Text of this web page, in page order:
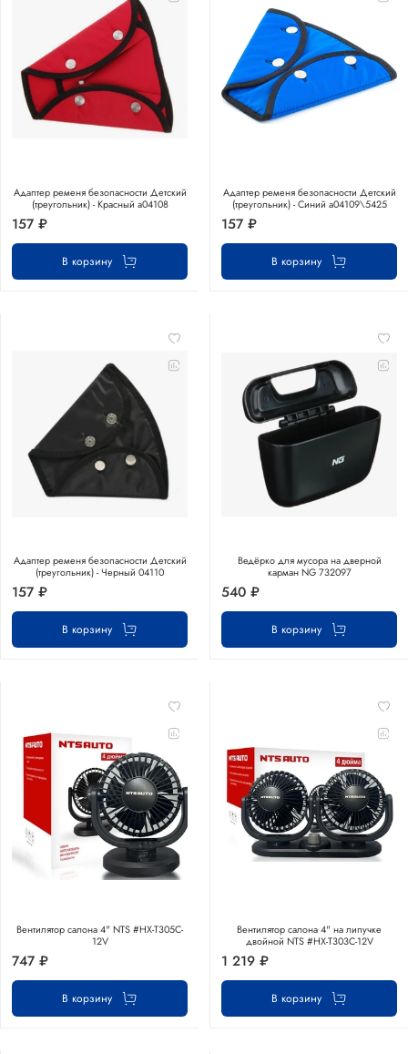
Адаптер ременя безопасности Детский
(треугольник) - Красный а04108
157 ₽
В корзину
Адаптер ременя безопасности Детский
(треугольник) - Синий а04109\5425
157 ₽
В корзину
Адаптер ременя безопасности Детский
(треугольник) - Черный 04110
157 ₽
В корзину
Ведёрко для мусора на дверной
карман NG 732097
540 ₽
В корзину
Вентилятор салона 4" NTS #HX-T305C-
12V
747 ₽
В корзину
Вентилятор салона 4" на липучке
двойной NTS #HX-T303C-12V
1 219 ₽
В корзину